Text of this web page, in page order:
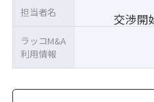
交渉開
担当者名
ラッコM&A
利用情報